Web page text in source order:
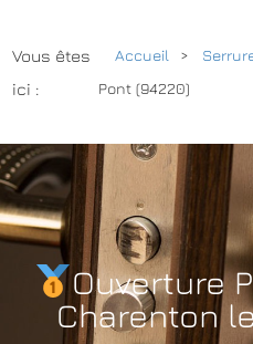
Vous êtes
ici :
Accueil
Pont (94220)
Ouverture
Charenton